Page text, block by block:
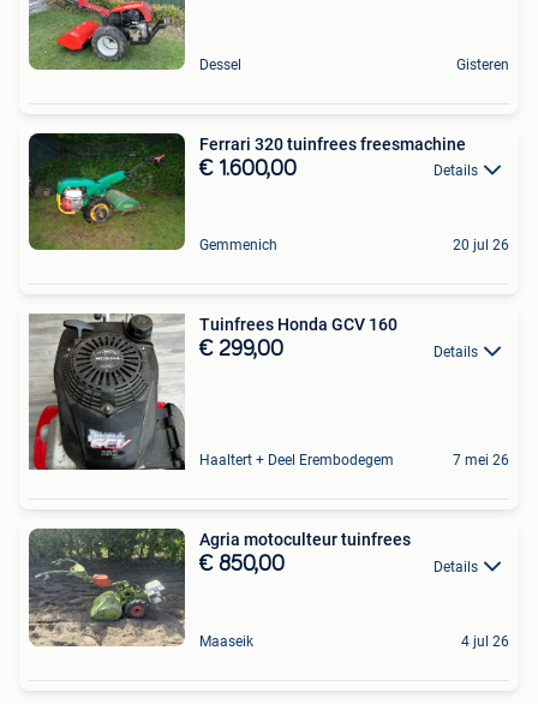
Dessel Gisteren
Ferrari 320 tuinfrees freesmachine
€ 1.600,00 Details
Gemmenich 20 jul 26
Tuinfrees Honda GCV 160
€ 299,00 Details
Haaltert + Deel Erembodegem 7 mei 26
Agria motoculteur tuinfrees
€ 850,00 Details
Maaseik 4 jul 26